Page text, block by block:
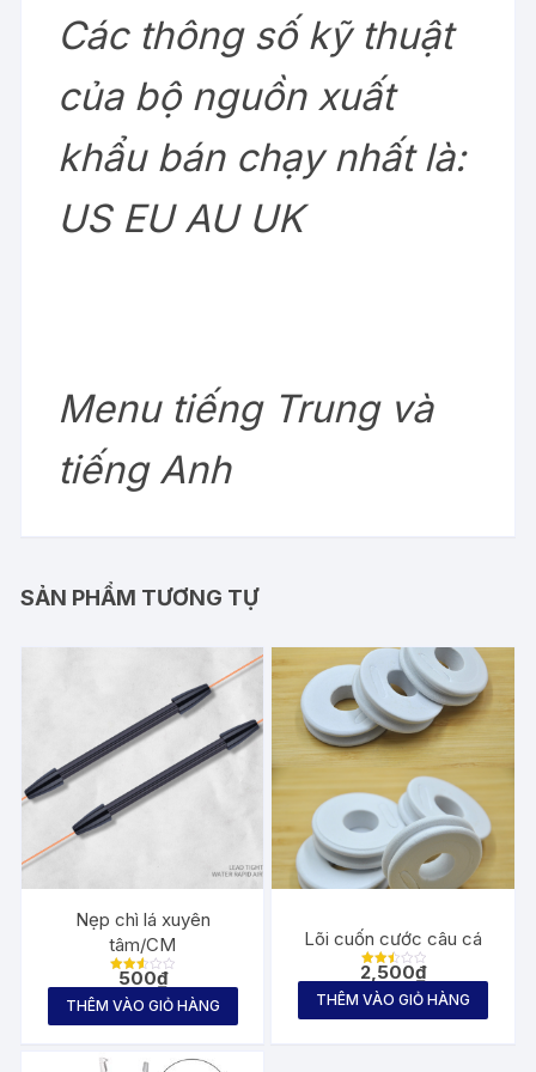
Các thông số kỹ thuật
của bộ nguồn xuất
khẩu bán chạy nhất là:
US EU AU UK
Menu tiếng Trung và
tiếng Anh
SẢN PHẨM TƯƠNG TỰ
Nẹp chì lá xuyên
tâm/CM
Được
hạng
5
500₫
THÊM VÀO GIỎ HÀNG
Lõi cuốn cước câu cá
Được
hạng
5
2,500₫
THÊM VÀO GIỎ HÀNG